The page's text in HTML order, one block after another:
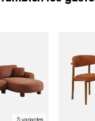
5 variantes